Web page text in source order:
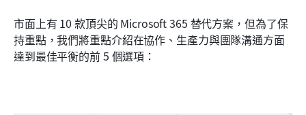
市面上有 10 款頂尖的 Microsoft 365 替代方案，但為了保
持重點，我們將重點介紹在協作、生產力與團隊溝通方面
達到最佳平衡的前 5 個選項：